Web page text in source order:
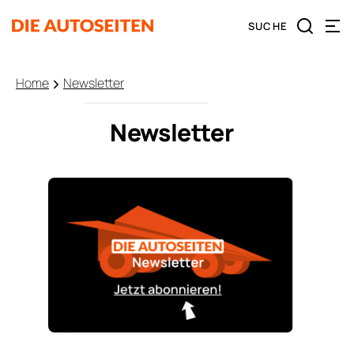
Home Newsletter
Newsletter